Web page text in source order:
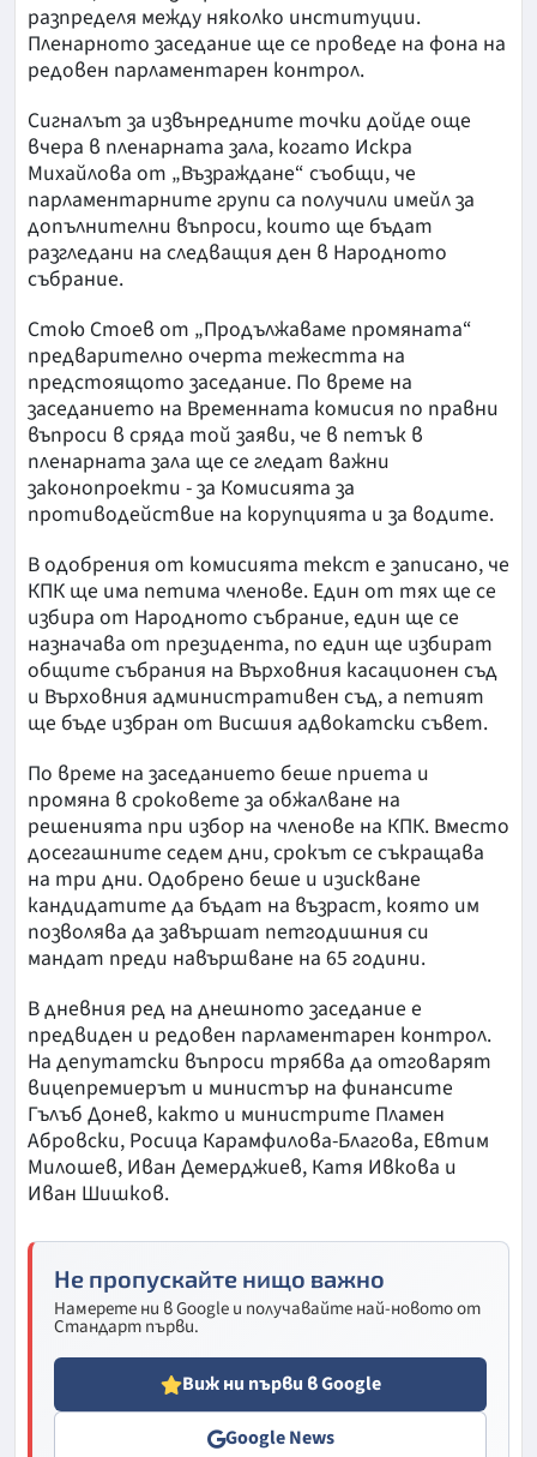
разпределя между няколко институции.
Пленарното заседание ще се проведе на фона на
редовен парламентарен контрол.
Сигналът за извънредните точки дойде още
вчера в пленарната зала, когато Искра
Михайлова от „Възраждане“ съобщи, че
парламентарните групи са получили имейл за
допълнителни въпроси, които ще бъдат
разгледани на следващия ден в Народното
събрание.
Стою Стоев от „Продължаваме промяната“
предварително очерта тежестта на
предстоящото заседание. По време на
заседанието на Временната комисия по правни
въпроси в сряда той заяви, че в петък в
пленарната зала ще се гледат важни
законопроекти - за Комисията за
противодействие на корупцията и за водите.
В одобрения от комисията текст е записано, че
КПК ще има петима членове. Един от тях ще се
избира от Народното събрание, един ще се
назначава от президента, по един ще избират
общите събрания на Върховния касационен съд
и Върховния административен съд, а петият
ще бъде избран от Висшия адвокатски съвет.
По време на заседанието беше приета и
промяна в сроковете за обжалване на
решенията при избор на членове на КПК. Вместо
досегашните седем дни, срокът се съкращава
на три дни. Одобрено беше и изискване
кандидатите да бъдат на възраст, която им
позволява да завършат петгодишния си
мандат преди навършване на 65 години.
В дневния ред на днешното заседание е
предвиден и редовен парламентарен контрол.
На депутатски въпроси трябва да отговарят
вицепремиерът и министър на финансите
Гълъб Донев, както и министрите Пламен
Абровски, Росица Карамфилова-Благова, Евтим
Милошев, Иван Демерджиев, Катя Ивкова и
Иван Шишков.
Не пропускайте нищо важно
Намерете ни в Google и получавайте най-новото от
Стандарт първи.
Виж ни първи в Google
Google News